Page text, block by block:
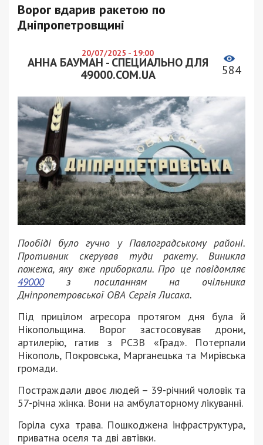
Ворог вдарив ракетою по
Дніпропетровщині
20/07/2025 - 19:00
АННА БАУМАН - СПЕЦИАЛЬНО ДЛЯ
49000.COM.UA
584
Пообіді було гучно у Павлоградському районі.
Противник скерував туди ракету. Виникла
пожежа, яку вже приборкали. Про це повідомляє
49000з посиланням на очільника
Дніпропетровської ОВА Сергія Лисака.
Під прицілом агресора протягом дня була й
Нікопольщина. Ворог застосовував дрони,
артилерію, гатив з РСЗВ «Град». Потерпали
Нікополь, Покровська, Марганецька та Мирівська
громади.
Постраждали двоє людей – 39-річний чоловік та
57-річна жінка. Вони на амбулаторному лікуванні.
Горіла суха трава. Пошкоджена інфраструктура,
приватна оселя та дві автівки.